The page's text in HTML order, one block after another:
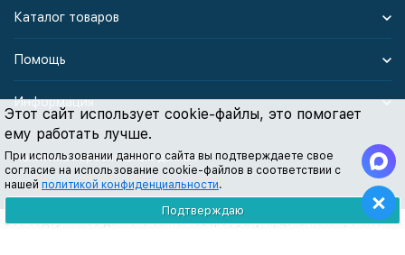
Этот сайт использует cookie-файлы, это помогает
ему работать лучше.
При использовании данного сайта вы подтверждаете свое
согласие на использование cookie-файлов в соответствии с
нашей политикой конфиденциальности.
Подтверждаю
Каталог товаров
Помощь
Информация
Политика персональных данных
Все содержимое данного сайта: товары, услуги, цены на них, описания